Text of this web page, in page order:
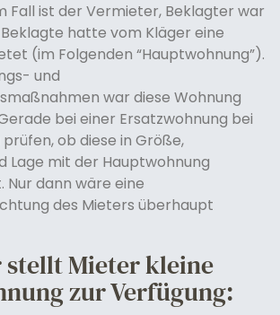
Fall ist der Vermieter, Beklagter war
hatte vom Kläger eine
(im Folgenden “Hauptwohnung”).
und
war diese Wohnung
bei einer Ersatzwohnung bei
ob diese in Größe,
Lage mit der Hauptwohnung
Nur dann wäre eine
des Mieters überhaupt
stellt Mieter kleine
zur Verfügung: